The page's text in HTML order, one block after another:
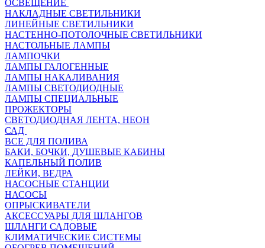
ОСВЕЩЕНИЕ
НАКЛАДНЫЕ СВЕТИЛЬНИКИ
ЛИНЕЙНЫЕ СВЕТИЛЬНИКИ
НАСТЕННО-ПОТОЛОЧНЫЕ СВЕТИЛЬНИКИ
НАСТОЛЬНЫЕ ЛАМПЫ
ЛАМПОЧКИ
ЛАМПЫ ГАЛОГЕННЫЕ
ЛАМПЫ НАКАЛИВАНИЯ
ЛАМПЫ СВЕТОДИОДНЫЕ
ЛАМПЫ СПЕЦИАЛЬНЫЕ
ПРОЖЕКТОРЫ
СВЕТОДИОДНАЯ ЛЕНТА, НЕОН
САД
ВСЕ ДЛЯ ПОЛИВА
БАКИ, БОЧКИ, ДУШЕВЫЕ КАБИНЫ
КАПЕЛЬНЫЙ ПОЛИВ
ЛЕЙКИ, ВЕДРА
НАСОСНЫЕ СТАНЦИИ
НАСОСЫ
ОПРЫСКИВАТЕЛИ
АКСЕССУАРЫ ДЛЯ ШЛАНГОВ
ШЛАНГИ САДОВЫЕ
КЛИМАТИЧЕСКИЕ СИСТЕМЫ